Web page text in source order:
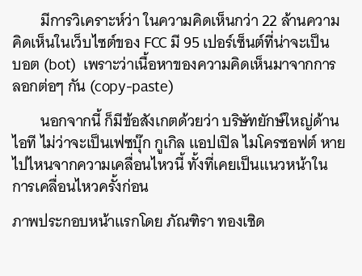
มีการวิเคราะห์ว่า ในความคิดเห็นกว่า 22 ล้านความ
คิดเห็นในเว็บไซต์ของ FCC มี 95 เปอร์เซ็นต์ที่น่าจะเป็น
บอต (bot) เพราะว่าเนื้อหาของความคิดเห็นมาจากการ
ลอกต่อๆ กัน (copy-paste)
นอกจากนี้ ก็มีข้อสังเกตด้วยว่า บริษัทยักษ์ใหญ่ด้าน
ไอที ไม่ว่าจะเป็นเฟซบุ๊ก กูเกิล แอปเปิล ไมโครซอฟต์ หาย
ไปไหนจากความเคลื่อนไหวนี้ ทั้งที่เคยเป็นแนวหน้าใน
การเคลื่อนไหวครั้งก่อน
ภาพประกอบหน้าแรกโดย ภัณฑิรา ทองเชิด